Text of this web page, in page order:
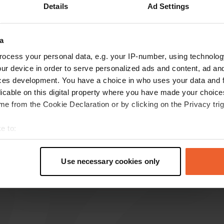
Details Ad Settings
your personal data, e.g. your IP-number, using
device in order to serve personalized ads and content, ad
development. You have a choice in who uses your data and
on this digital property where you have made your
from the Cookie Declaration or by clicking on the Privacy
to:
geographical location which can be accurate to within
personal data is processed and set your preferences in the
site with our social media, advertising and analytics
Use necessary cookies only
j jij
nov. 2024
modderpoel, waar je bijna niet uit kunt komen
en de wielen blijven doorslippen. En om de paar
uur valt de stroom uit.😡